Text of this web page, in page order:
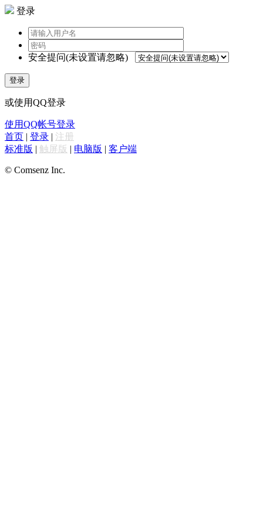
登录
安全提问(未设置请忽略)
登录
或使用QQ登录
使用QQ帐号登录
首页 | 登录 | 注册
标准版 | 触屏版 | 电脑版 | 客户端
© Comsenz Inc.